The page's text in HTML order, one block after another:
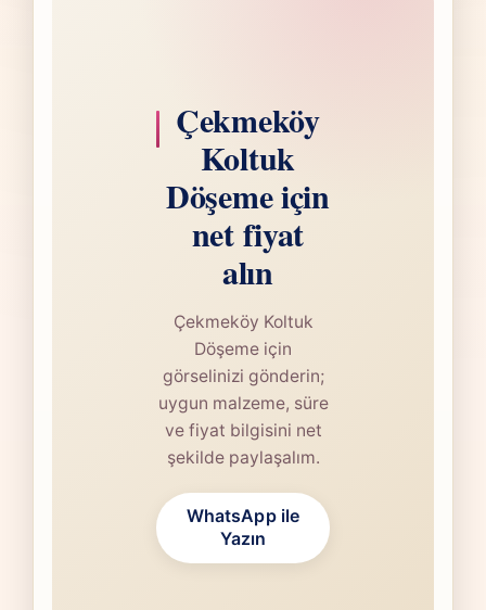
Çekmeköy
Koltuk
Döşeme için
net fiyat
alın
Çekmeköy Koltuk
Döşeme için
görselinizi gönderin;
uygun malzeme, süre
ve fiyat bilgisini net
şekilde paylaşalım.
WhatsApp ile
Yazın